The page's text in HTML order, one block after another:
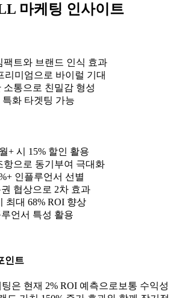
마케팅 인사이트
팩트와 브랜드 인식 효과
리미엄으로 바이럴 기대
소통으로 친밀감 형성
특화 타겟팅 가능
+ 시 15% 할인 활용
항으로 동기부여 극대화
인플루언서 선별
협상으로 2차 효과
최대 68% ROI 향상
언서 특성 활용
인트
은 현재 2% ROI 예측으로 보통 수익성